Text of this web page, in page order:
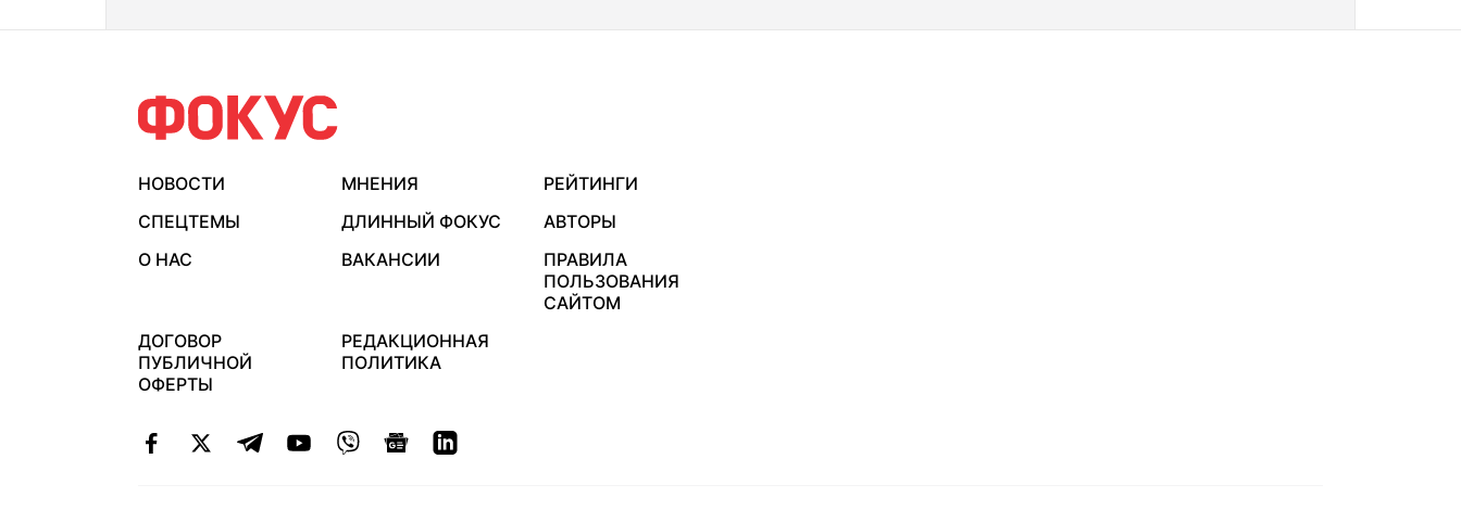
НОВОСТИ МНЕНИЯ
РЕЙТИНГИ
СПЕЦТЕМЫ
ДЛИННЫЙ ФОКУС
АВТОРЫ
О НАС
ВАКАНСИИ
ПРАВИЛА
ПОЛЬЗОВАНИЯ
САЙТОМ
ДОГОВОР
ПУБЛИЧНОЙ
ОФЕРТЫ
РЕДАКЦИОННАЯ
ПОЛИТИКА